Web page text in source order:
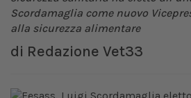
Scordamaglia come nuovo
alla sicurezza alimentare
di Redazione Vet33